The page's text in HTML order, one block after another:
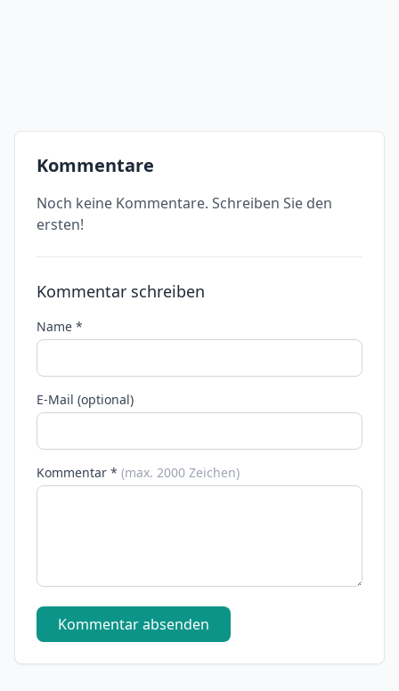
Kommentare
Noch keine Kommentare. Schreiben Sie den
ersten!
Kommentar schreiben
Name *
E-Mail (optional)
Kommentar * (max. 2000 Zeichen)
Kommentar absenden